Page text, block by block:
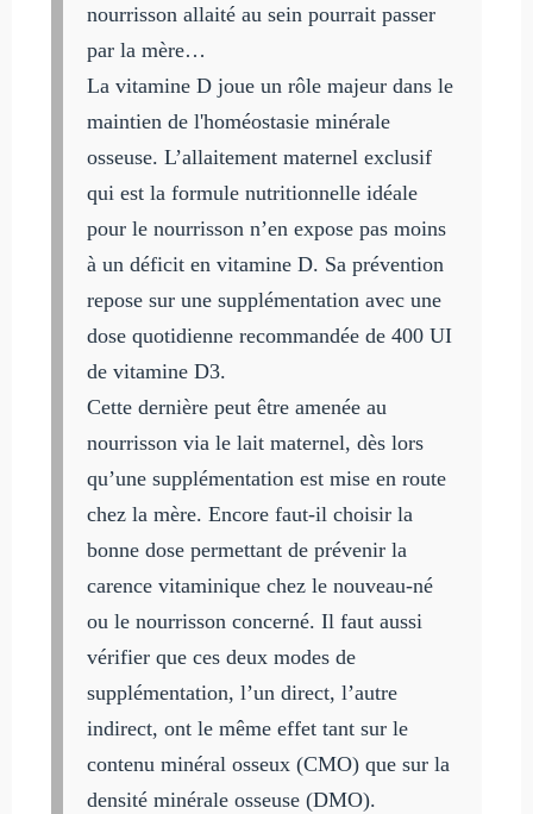
nourrisson allaité au sein pourrait passer
par la mère…
La vitamine D joue un rôle majeur dans le
maintien de l'homéostasie minérale
osseuse. L’allaitement maternel exclusif
qui est la formule nutritionnelle idéale
pour le nourrisson n’en expose pas moins
à un déficit en vitamine D. Sa prévention
repose sur une supplémentation avec une
dose quotidienne recommandée de 400 UI
de vitamine D3.
Cette dernière peut être amenée au
nourrisson via le lait maternel, dès lors
qu’une supplémentation est mise en route
chez la mère. Encore faut-il choisir la
bonne dose permettant de prévenir la
carence vitaminique chez le nouveau-né
ou le nourrisson concerné. Il faut aussi
vérifier que ces deux modes de
supplémentation, l’un direct, l’autre
indirect, ont le même effet tant sur le
contenu minéral osseux (CMO) que sur la
densité minérale osseuse (DMO).